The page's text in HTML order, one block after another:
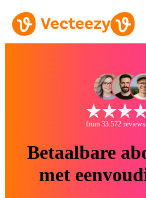
from 33.572
Betaalbare
met